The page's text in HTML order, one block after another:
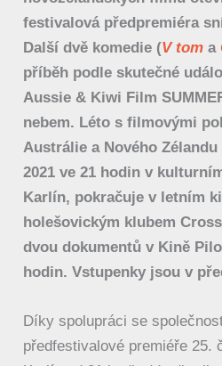
festivalová předpremiéra
Další dvě komedie (V tom a
příběh podle skutečné
Aussie & Kiwi Film
nebem. Léto s filmovými
Austrálie a Nového
2021 ve 21 hodin v
Karlín, pokračuje v letním
holešovickým klubem
dvou dokumentů v Kině
hodin. Vstupenky jsou v
Díky spolupráci se
předfestivalové premiéře 25.